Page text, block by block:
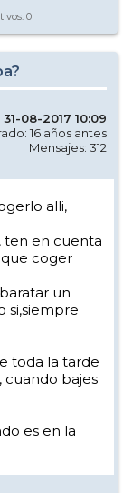
0
08-2017 10:09
16 años antes
Mensajes: 312
alli,
ten en cuenta
coger
un
si,siempre
toda la tarde
cuando bajes
es en la